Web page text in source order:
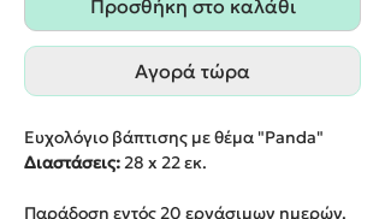
Προσθήκη στο καλάθι
Αγορά τώρα
Ευχολόγιο βάπτισης με θέμα "Panda"
Διαστάσεις:28 x 22 εκ.
Παράδοση εντός 20 εργάσιμων ημερών.